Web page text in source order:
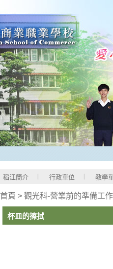
稻江簡介 行政單位 教學
首頁 > 觀光科-營業前的準備工
杯皿的擦拭